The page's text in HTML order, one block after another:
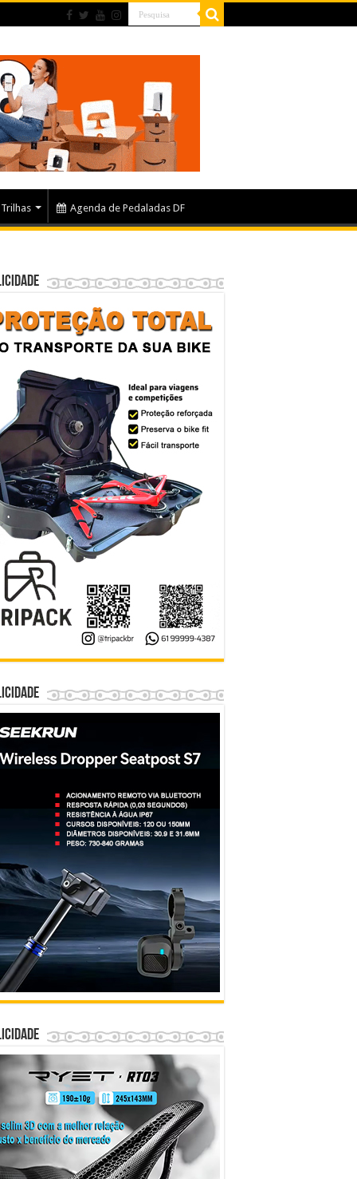
Trilhas Agenda de Pedaladas DF